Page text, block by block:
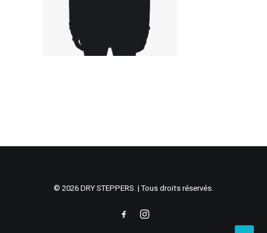
© 2026 DRY STEPPERS. | Tous droits réservés.